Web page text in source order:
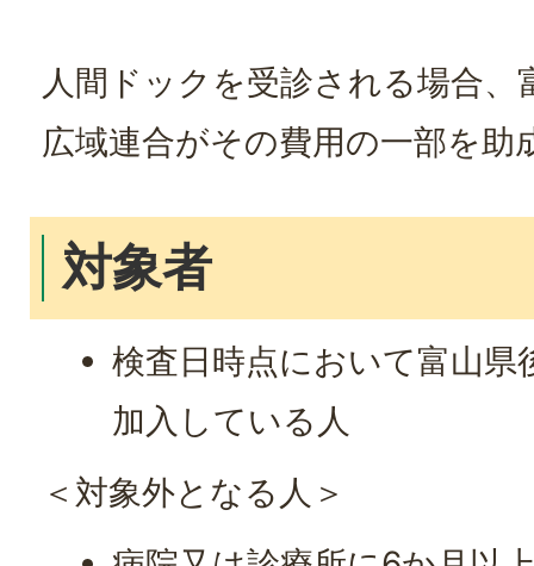
人間ドックを受診される場合、
広域連合がその費用の一部を助
対象者
検査日時点において富山県
加入している人
＜対象外となる人＞